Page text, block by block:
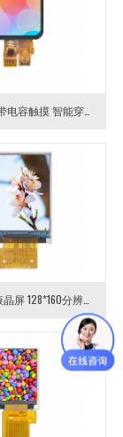
1.3寸液晶屏 带电容触摸 智能穿戴手表用显示屏
1.77寸/1.8寸液晶屏 128*160分辨率 SPI接口 TFT LCD液晶模组